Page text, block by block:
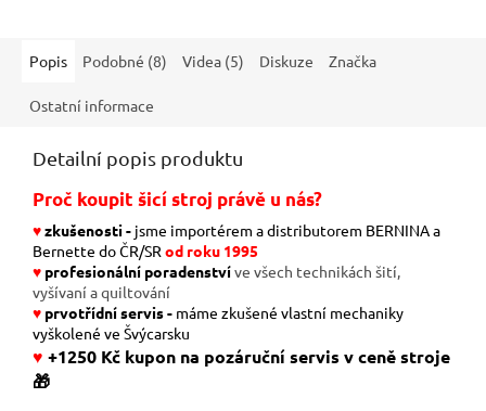
Popis Podobné (8) Videa (5) Diskuze Značka
Ostatní informace
Detailní popis produktu
Proč koupit šicí stroj právě u nás?
♥️zkušenosti - jsme importérem a distributorem BERNINA a
Bernette do ČR/SR od roku 1995
♥️ profesionální poradenstvíve všech technikách šití,
vyšívaní a quiltování
♥️ prvotřídní servis - máme zkušené vlastní mechaniky
vyškolené ve Švýcarsku
♥️ +1250 Kč kupon na pozáruční servis v ceně stroje
🎁